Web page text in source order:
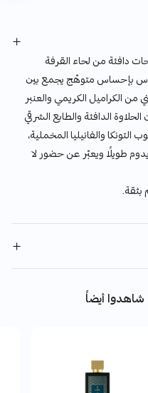
دافئة من لحاء القرفة
بإحساس متوهّج يجمع بين
الكراميل الكريمي والعنبر
الدافئة والطابع الشرقي
والفانيليا المخملية،
يدوم طويلًا ويعبّر عن حضور لا
بثقة.
أيضاً